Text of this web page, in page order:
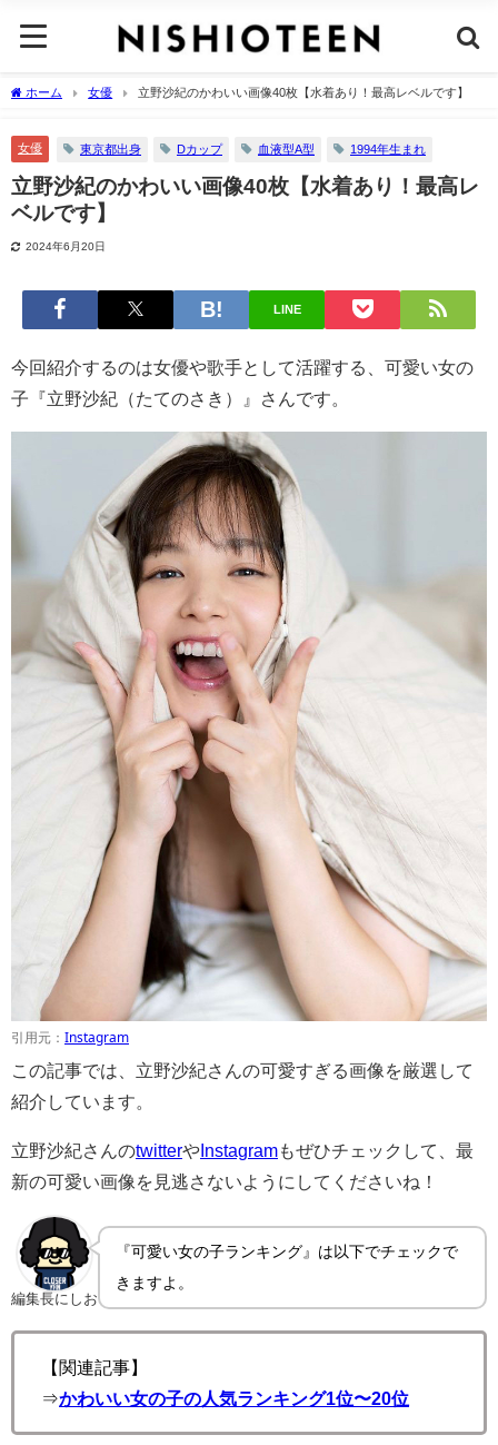
ホーム 女優 立野沙紀のかわいい画像40枚【水着あり！最高レベルです】
女優 東京都出身 Dカップ 血液型A型 1994年生まれ
立野沙紀のかわいい画像40枚【水着あり！最高レ
ベルです】
2024年6月20日
LINE
今回紹介するのは女優や歌手として活躍する、可愛い女の
子『立野沙紀（たてのさき）』さんです。
引用元： Instagram
この記事では、立野沙紀さんの可愛すぎる画像を厳選して
紹介しています。
立野沙紀さんのtwitterや Instagramもぜひチェックして、最
新の可愛い画像を見逃さないようにしてくださいね！
編集長にしお
『可愛い女の子ランキング』は以下でチェックで
きますよ。
【関連記事】
⇒かわいい女の子の人気ランキング1位〜20位